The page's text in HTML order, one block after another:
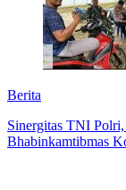
Berita
Sinergitas TNI
Bhabinkamtibmas